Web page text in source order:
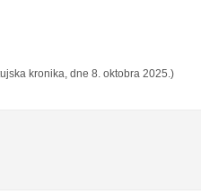
kronika, dne 8. oktobra 2025.)